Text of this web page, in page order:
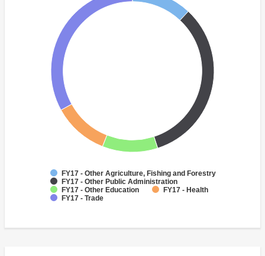
FY17 - Other Agriculture, Fishing and Forestry
FY17 - Other Public Administration
FY17 - Other Education
FY17 - Health
FY17 - Trade